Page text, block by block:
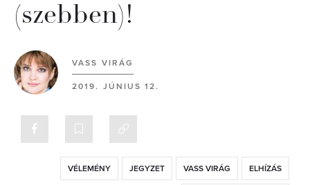
(szebben)!
VASS VIRÁG
2019. JÚNIUS 12.
VÉLEMÉNY JEGYZET VASS VIRÁG ELHÍZÁS